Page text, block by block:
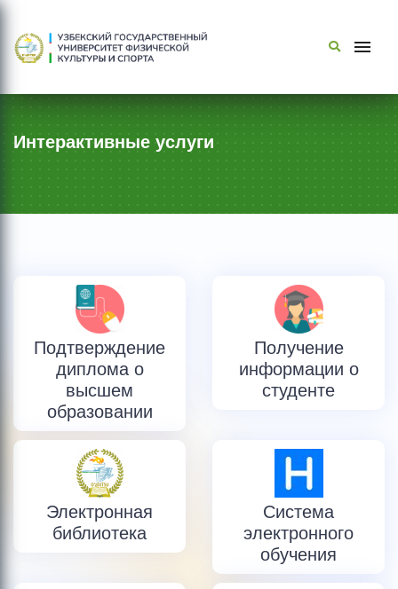
Интерактивные услуги
Подтверждение
диплома о
высшем
образовании
Получение
информации о
студенте
Электронная
библиотека
Система
электронного
обучения